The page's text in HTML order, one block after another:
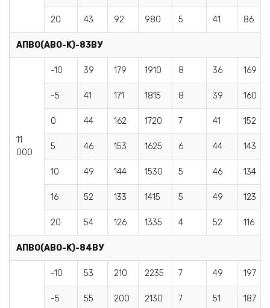
20 43 92 980 5 41 86
AПBO(АВО-K)-83ВУ
11
000
-10 39 179 1910 8 36 169
-5 41 171 1815 8 39 160
0 44 162 1720 7 41 152
5 46 153 1625 6 44 143
10 49 144 1530 5 46 134
16 52 133 1415 5 49 123
20 54 126 1335 4 52 116
AПBO(АВО-K)-84ВУ
-10 53 210 2235 7 49 197
-5 55 200 2130 7 51 187